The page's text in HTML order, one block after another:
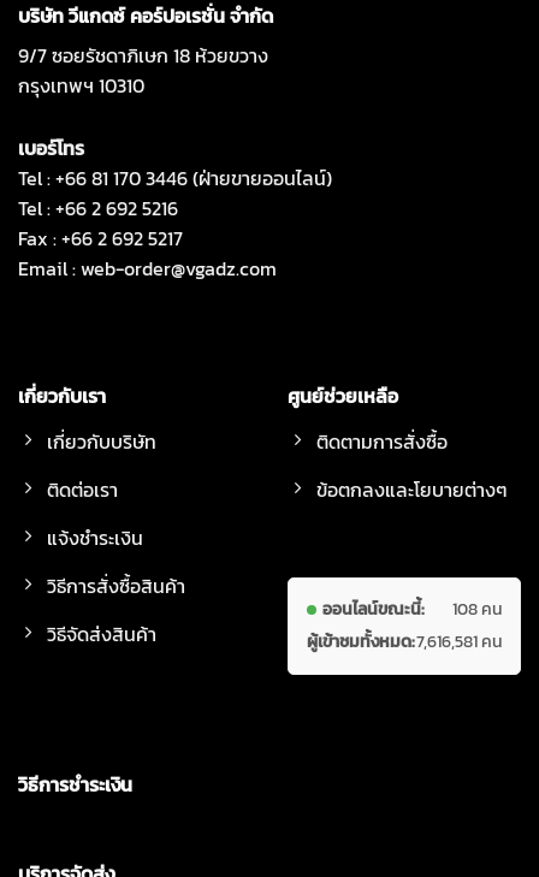
บริษัท วีแกดซ์ คอร์ปอเรชั่น จำกัด
9/7 ซอยรัชดาภิเษก 18 ห้วยขวาง
กรุงเทพฯ 10310
เบอร์โทร
Tel : +66 81 170 3446 (ฝ่ายขายออนไลน์)
Tel : +66 2 692 5216
Fax : +66 2 692 5217
Email :web-order@vgadz.com
เกี่ยวกับเรา
เกี่ยวกับบริษัท
ติดต่อเรา
แจ้งชำระเงิน
วิธีการสั่งซื้อสินค้า
วิธีจัดส่งสินค้า
ศูนย์ช่วยเหลือ
ติดตามการสั่งซื้อ
ข้อตกลงและโยบายต่างๆ
ออนไลน์ขณะนี้:
108 คน
ผู้เข้าชมทั้งหมด:7,616,581 คน
วิธีการชำระเงิน